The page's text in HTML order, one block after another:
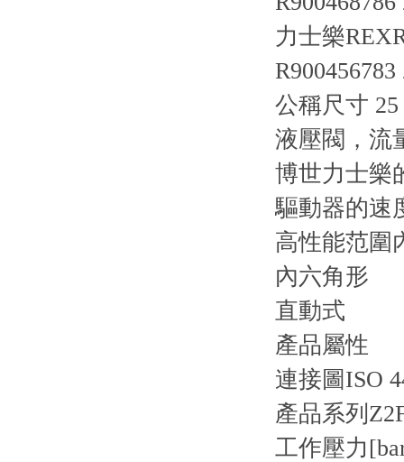
力士樂
公稱尺寸
液壓閥，流
博世力士樂
驅動器的速
高性能范圍
內六角形
直動式
產品屬性
連接圖ISO
產品系列
工作壓力